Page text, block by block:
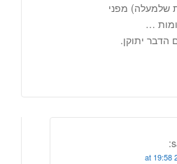
שלמעלה) מפני
…
הדבר יתוקן.